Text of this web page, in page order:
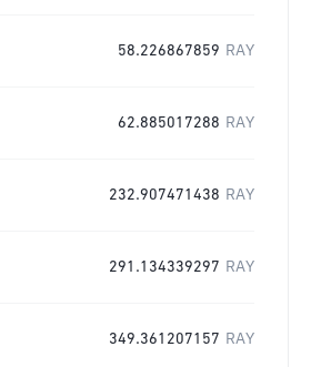
58.226867859 RAY
62.885017288 RAY
232.907471438 RAY
291.134339297 RAY
349.361207157 RAY